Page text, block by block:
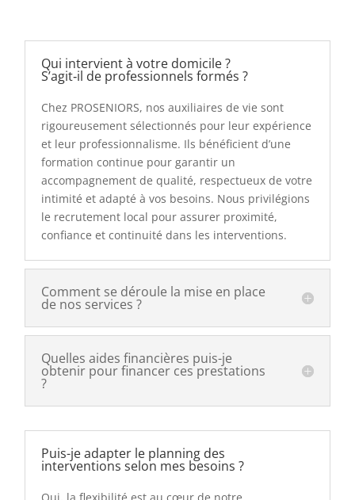
Qui intervient à votre domicile ?
S’agit‑il de professionnels formés ?
Chez PROSENIORS, nos auxiliaires de vie sont
rigoureusement sélectionnés pour leur expérience
et leur professionnalisme. Ils bénéficient d’une
formation continue pour garantir un
accompagnement de qualité, respectueux de votre
intimité et adapté à vos besoins. Nous privilégions
le recrutement local pour assurer proximité,
confiance et continuité dans les interventions.
Comment se déroule la mise en place
de nos services ?
Quelles aides financières puis-je
obtenir pour financer ces prestations
?
Puis-je adapter le planning des
interventions selon mes besoins ?